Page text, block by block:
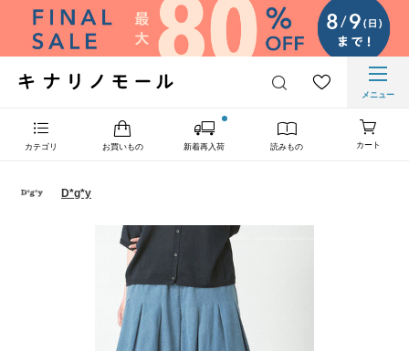
メニュー
カテゴリ お買いもの 新着再入荷 読みもの カート
D*g*y